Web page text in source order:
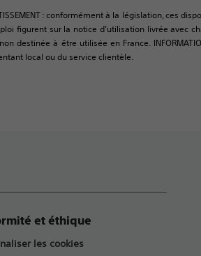
: conformément à la législation, ces
figurent sur la notice d’utilisation livrée avec
destinée à être utilisée en France.
local ou du service clientèle.
et éthique
les cookies